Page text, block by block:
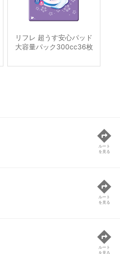
リフレ 超うす安心パッド
大容量パック300cc36枚
ルート
を見る
ルート
を見る
ルート
を見る